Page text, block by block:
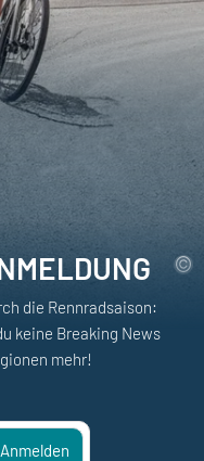
die Rennradsaison:
keine Breaking News
mehr!
Anmelden